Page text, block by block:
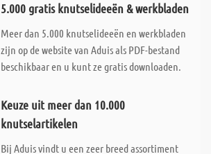
5.000 gratis knutselideeën & werkbladen
Meer dan 5.000 knutselideeën en werkbladen
zijn op de website van Aduis als PDF-bestand
beschikbaar en u kunt ze gratis downloaden.
Keuze uit meer dan 10.000
knutselartikelen
Bij Aduis vindt u een zeer breed assortiment